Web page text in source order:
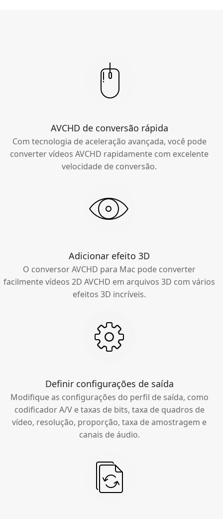
AVCHD de conversão rápida
Com tecnologia de aceleração avançada, você pode
converter vídeos AVCHD rapidamente com excelente
velocidade de conversão.
Adicionar efeito 3D
O conversor AVCHD para Mac pode converter
facilmente vídeos 2D AVCHD em arquivos 3D com vários
efeitos 3D incríveis.
Definir configurações de saída
Modifique as configurações do perfil de saída, como
codificador A/V e taxas de bits, taxa de quadros de
vídeo, resolução, proporção, taxa de amostragem e
canais de áudio.